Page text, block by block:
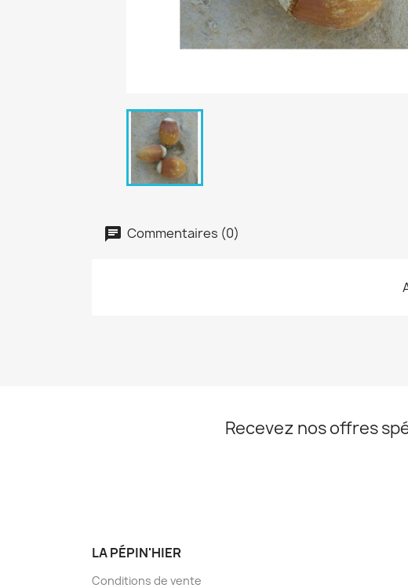
Commentaires (0)
Recevez nos offres
LA PÉPIN'HIER
Conditions de vente